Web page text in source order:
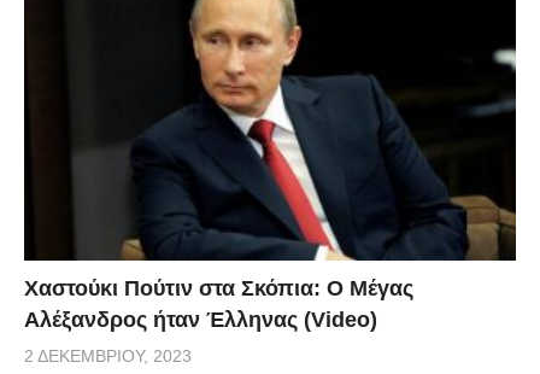
Χαστούκι Πούτιν στα Σκόπια: Ο Μέγας
Αλέξανδρος ήταν Έλληνας (Video)
2 ΔΕΚΕΜΒΡΊΟΥ, 2023